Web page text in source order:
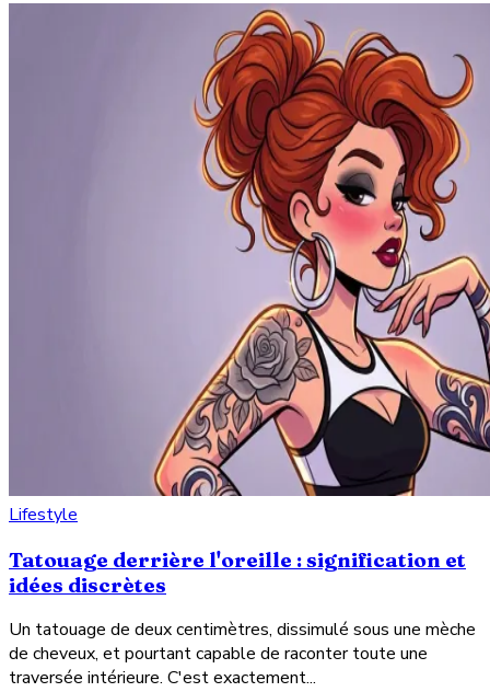
Lifestyle
Tatouage derrière l'oreille : signification et
idées discrètes
Un tatouage de deux centimètres, dissimulé sous une mèche
de cheveux, et pourtant capable de raconter toute une
traversée intérieure. C'est exactement...